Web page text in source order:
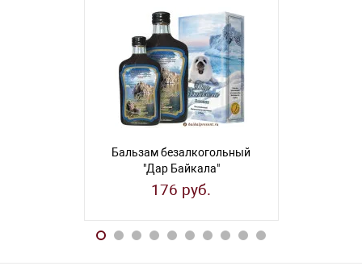
Бальзам безалкогольный
"Дар Байкала"
(иммуностимулирующий)
176 руб.